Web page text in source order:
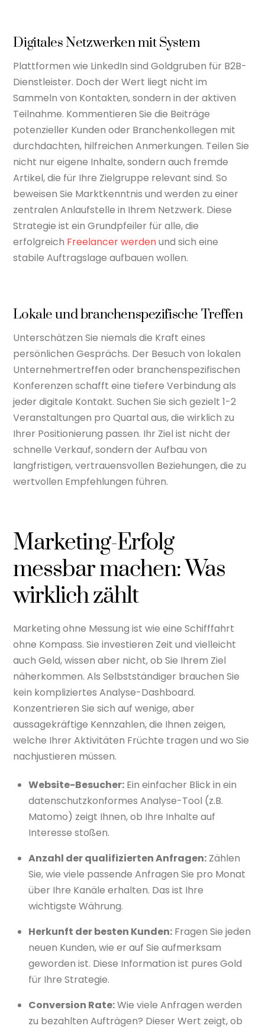
Digitales Netzwerken mit System
Plattformen wie LinkedIn sind Goldgruben für B2B-
Dienstleister. Doch der Wert liegt nicht im
Sammeln von Kontakten, sondern in der aktiven
Teilnahme. Kommentieren Sie die Beiträge
potenzieller Kunden oder Branchenkollegen mit
durchdachten, hilfreichen Anmerkungen. Teilen Sie
nicht nur eigene Inhalte, sondern auch fremde
Artikel, die für Ihre Zielgruppe relevant sind. So
beweisen Sie Marktkenntnis und werden zu einer
zentralen Anlaufstelle in Ihrem Netzwerk. Diese
Strategie ist ein Grundpfeiler für alle, die
erfolgreich Freelancer werdenund sich eine
stabile Auftragslage aufbauen wollen.
Lokale und branchenspezifische Treffen
Unterschätzen Sie niemals die Kraft eines
persönlichen Gesprächs. Der Besuch von lokalen
Unternehmertreffen oder branchenspezifischen
Konferenzen schafft eine tiefere Verbindung als
jeder digitale Kontakt. Suchen Sie sich gezielt 1-2
Veranstaltungen pro Quartal aus, die wirklich zu
Ihrer Positionierung passen. Ihr Ziel ist nicht der
schnelle Verkauf, sondern der Aufbau von
langfristigen, vertrauensvollen Beziehungen, die zu
wertvollen Empfehlungen führen.
Marketing-Erfolg
messbar machen: Was
wirklich zählt
Marketing ohne Messung ist wie eine Schifffahrt
ohne Kompass. Sie investieren Zeit und vielleicht
auch Geld, wissen aber nicht, ob Sie Ihrem Ziel
näherkommen. Als Selbstständiger brauchen Sie
kein kompliziertes Analyse-Dashboard.
Konzentrieren Sie sich auf wenige, aber
aussagekräftige Kennzahlen, die Ihnen zeigen,
welche Ihrer Aktivitäten Früchte tragen und wo Sie
nachjustieren müssen.
Website-Besucher: Ein einfacher Blick in ein
datenschutzkonformes Analyse-Tool (z.B.
Matomo) zeigt Ihnen, ob Ihre Inhalte auf
Interesse stoßen.
Anzahl der qualifizierten Anfragen: Zählen
Sie, wie viele passende Anfragen Sie pro Monat
über Ihre Kanäle erhalten. Das ist Ihre
wichtigste Währung.
Herkunft der besten Kunden: Fragen Sie jeden
neuen Kunden, wie er auf Sie aufmerksam
geworden ist. Diese Information ist pures Gold
für Ihre Strategie.
Conversion Rate:Wie viele Anfragen werden
zu bezahlten Aufträgen? Dieser Wert zeigt, ob